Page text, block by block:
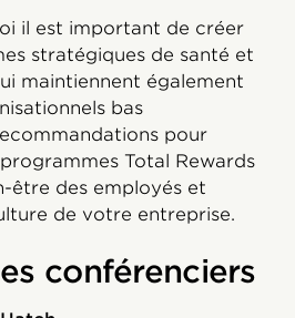
il est important de créer
stratégiques de santé et
maintiennent également
bas
pour
Total Rewards
être des employés et
de votre entreprise.
conférenciers